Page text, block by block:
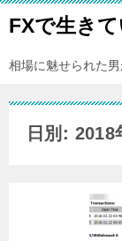
FXで生きて
相場に魅せられた
日別: 2018